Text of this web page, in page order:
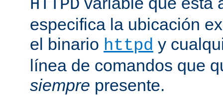
HTTPD
especifica la ubicación
el binario httpd y
línea de comandos que
siempre presente.